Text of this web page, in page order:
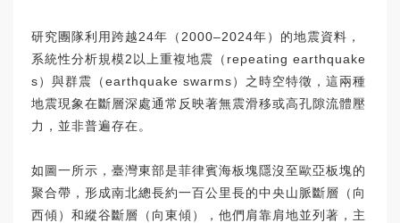
研究團隊利用跨越24年（2000–2024年）的地震資料，
系統性分析規模2以上重複地震（repeating earthquake
s）與群震（earthquake swarms）之時空特徵，這兩種
地震現象在斷層深處通常反映著無震滑移或高孔隙流體壓
力，並非普遍存在。
如圖一所示，臺灣東部是菲律賓海板塊隱沒至歐亞板塊的
聚合帶，形成南北總長約一百公里長的中央山脈斷層（向
西傾）和縱谷斷層（向東傾），他們肩靠肩地並列著，主